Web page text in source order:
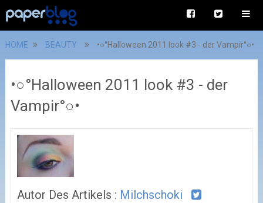
HOME BEAUTY •○°Halloween 2011 look #3 - der Vampir°○•
•○°Halloween 2011 look #3 - der
Vampir°○•
Autor Des Artikels : Milchschoki